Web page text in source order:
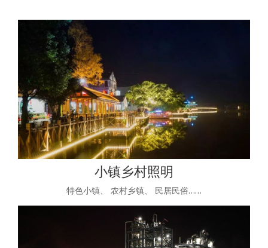
小镇乡村照明
特色小镇、 农村乡镇、 民居民俗……